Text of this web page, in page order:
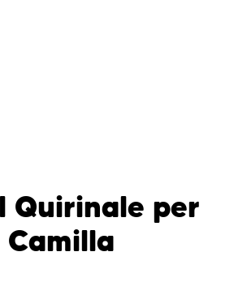
Quirinale per
Camilla